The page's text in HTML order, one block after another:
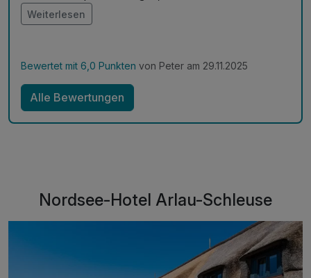
Weise gestört, im Gegenteil! Wir planen auf jedenfall
wieder zu kommen, aber dann zu einer Jahreszeit, wo
Weiterlesen
Bewertet mit 6,0 Punkten von Peter am 29.11.2025
Alle Bewertungen
Nordsee-Hotel Arlau-Schleuse